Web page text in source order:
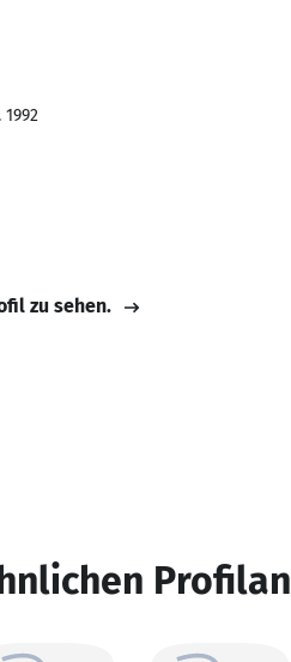
zu sehen.